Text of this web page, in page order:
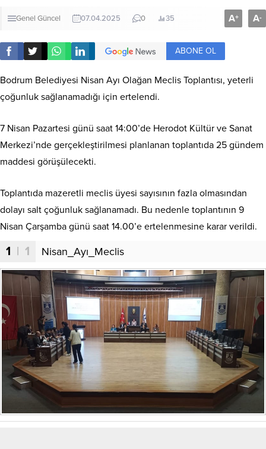
Genel Güncel 07.04.2025 0 35 A+ A-
ABONE OL
Bodrum Belediyesi Nisan Ayı Olağan Meclis Toplantısı, yeterli
çoğunluk sağlanamadığı için ertelendi.
7 Nisan Pazartesi günü saat 14:00’de Herodot Kültür ve Sanat
Merkezi’nde gerçekleştirilmesi planlanan toplantıda 25 gündem
maddesi görüşülecekti.
Toplantıda mazeretli meclis üyesi sayısının fazla olmasından
dolayı salt çoğunluk sağlanamadı. Bu nedenle toplantının 9
Nisan Çarşamba günü saat 14.00’e ertelenmesine karar verildi.
1 | 1 Nisan_Ayı_Meclis